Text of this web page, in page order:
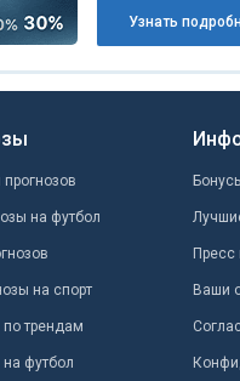
Узнать
на футбол
на спорт
по трендам
на футбол
Пресс
Ваши